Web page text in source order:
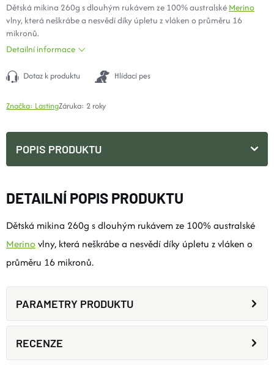
Dětská mikina 260g s dlouhým rukávem ze 100% australské Merino
vlny, která neškrábe a nesvědí díky úpletu z vláken o průměru 16
mikronů.
Detailní informace
Dotaz k produktu Hlídací pes
Značka: LastingZáruka: 2 roky
POPIS PRODUKTU
DETAILNÍ POPIS PRODUKTU
Dětská mikina 260g s dlouhým rukávem ze 100% australské
Merino vlny, která neškrábe a nesvědí díky úpletu z vláken o
průměru 16 mikronů.
PARAMETRY PRODUKTU
RECENZE